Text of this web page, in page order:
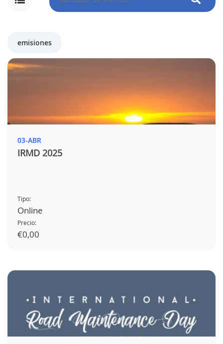
emisiones
03-ABR
IRMD 2025
Tipo:
Online
Precio:
€0,00